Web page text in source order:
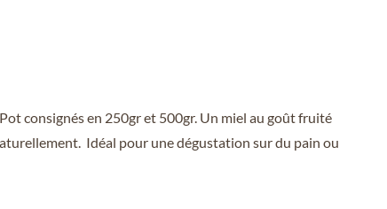
consignés en 250gr et 500gr. Un miel au goût fruité
Idéal pour une dégustation sur du pain ou